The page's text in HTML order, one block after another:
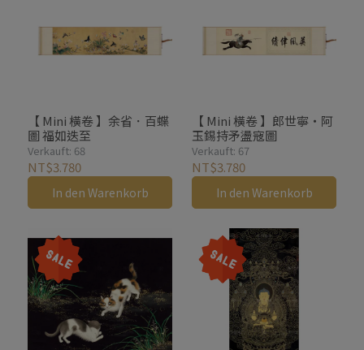
【 Mini 橫卷 】余省．百蝶
圖 福如迭至
Verkauft: 68
NT$3.780
In den Warenkorb
【 Mini 橫卷 】郎世寧・阿
玉錫持矛盪寇圖
Verkauft: 67
NT$3.780
In den Warenkorb